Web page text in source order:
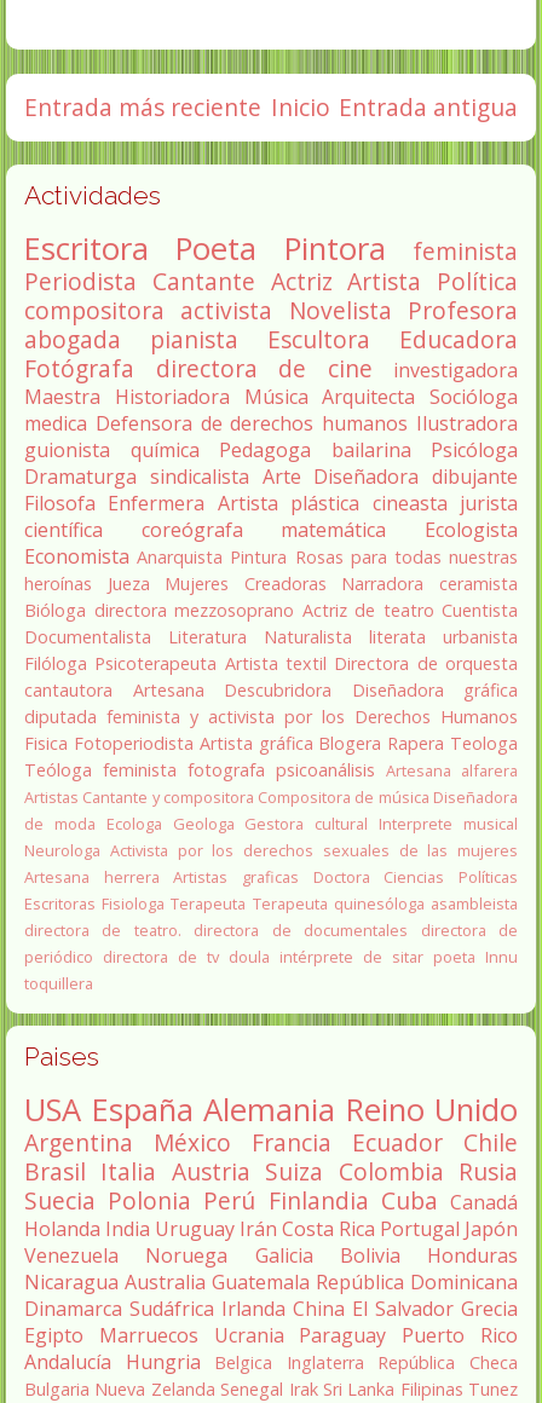
Entrada más reciente Entrada antigua
Inicio
Actividades
Escritora Poeta Pintora
feminista
Periodista Cantante Actriz Artista
Política
compositora activista Novelista
Profesora
abogada
pianista Escultora
Educadora
Fotógrafa
directora de cine
investigadora
Maestra
Historiadora Música Arquitecta Socióloga
medica Defensora de derechos humanos Ilustradora
guionista
química Pedagoga bailarina
Psicóloga
Dramaturga sindicalista Arte Diseñadora dibujante
Filosofa Enfermera Artista plástica cineasta jurista
científica
coreógrafa matemática
Ecologista
Economista Anarquista Pintura Rosas para todas nuestras
heroínas
Jueza Mujeres Creadoras Narradora
ceramista
Bióloga directora mezzosoprano Actriz de teatro Cuentista
Documentalista
Literatura Naturalista literata
urbanista
Filóloga Psicoterapeuta Artista textil Directora de orquesta
cantautora
Artesana Descubridora
Diseñadora gráfica
diputada feminista y activista por los Derechos Humanos
Fisica Fotoperiodista Artista gráfica Blogera Rapera Teologa
Teóloga feminista fotografa psicoanálisis Artesana alfarera
Artistas Cantante y compositora Compositora de música Diseñadora
de moda
Ecologa Geologa Gestora cultural
Interprete musical
Neurologa Activista por los derechos sexuales de las mujeres
Artesana herrera
Artistas graficas
Doctora Ciencias Políticas
Escritoras Fisiologa Terapeuta Terapeuta quinesóloga asambleista
directora de teatro.
directora de documentales
directora de
periódico directora de tv doula intérprete de sitar poeta Innu
toquillera
Paises
USA España Alemania Reino Unido
Argentina México Francia Ecuador
Chile
Brasil Italia Austria Suiza Colombia Rusia
Suecia Polonia Perú Finlandia Cuba Canadá
Holanda India Uruguay Irán Costa Rica Portugal Japón
Venezuela
Noruega Galicia Bolivia
Honduras
Nicaragua Australia Guatemala República Dominicana
Dinamarca Sudáfrica Irlanda China El Salvador Grecia
Egipto
Marruecos Ucrania Paraguay
Puerto Rico
Andalucía
Hungria Belgica Inglaterra
República Checa
Bulgaria Nueva Zelanda Senegal Irak Sri Lanka Filipinas Tunez